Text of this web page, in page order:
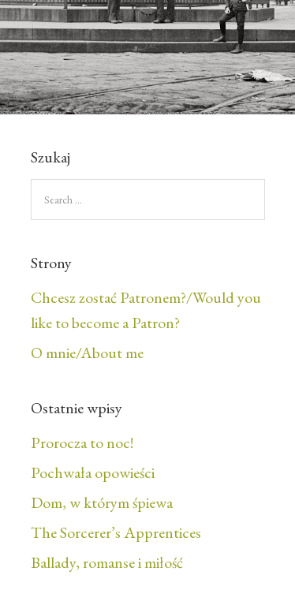
Szukaj
Strony
Chcesz zostać Patronem?/Would you
like to become a Patron?
O mnie/About me
Ostatnie wpisy
Prorocza to noc!
Pochwała opowieści
Dom, w którym śpiewa
The Sorcerer’s Apprentices
Ballady, romanse i miłość